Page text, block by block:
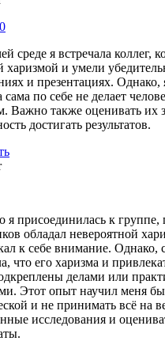
среде я встречала коллег,
харизмой и умели
и презентациях.
сама по себе не делает
Важно также оценивать их
достигать результатов.
я присоединилась к группе,
обладал невероятной
к себе внимание. Однако,
что его харизма и
делами или
Этот опыт научил меня
и не принимать всё на
исследования и